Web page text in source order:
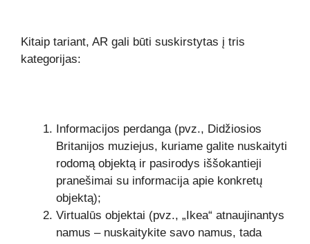
Kitaip tariant, AR gali būti suskirstytas į tris
kategorijas:
Informacijos perdanga (pvz., Didžiosios
Britanijos muziejus, kuriame galite nuskaityti
rodomą objektą ir pasirodys iššokantieji
pranešimai su informacija apie konkretų
objektą);
Virtualūs objektai (pvz., „Ikea“ atnaujinantys
namus – nuskaitykite savo namus, tada